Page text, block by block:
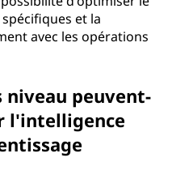
et la
avec les opérations
niveau peuvent-
l'intelligence